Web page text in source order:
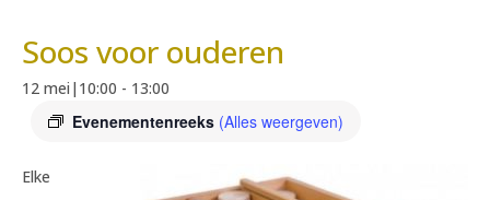
Soos voor ouderen
12 mei|10:00 - 13:00
Evenementenreeks (Alles weergeven)
Elke